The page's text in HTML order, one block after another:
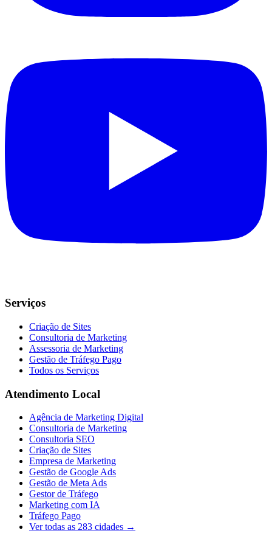
Serviços
Criação de Sites
Consultoria de Marketing
Assessoria de Marketing
Gestão de Tráfego Pago
Todos os Serviços
Atendimento Local
Agência de Marketing Digital
Consultoria de Marketing
Consultoria SEO
Criação de Sites
Empresa de Marketing
Gestão de Google Ads
Gestão de Meta Ads
Gestor de Tráfego
Marketing com IA
Tráfego Pago
Ver todas as 283 cidades →